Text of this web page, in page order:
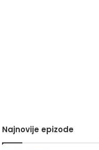
Najnovije epizode